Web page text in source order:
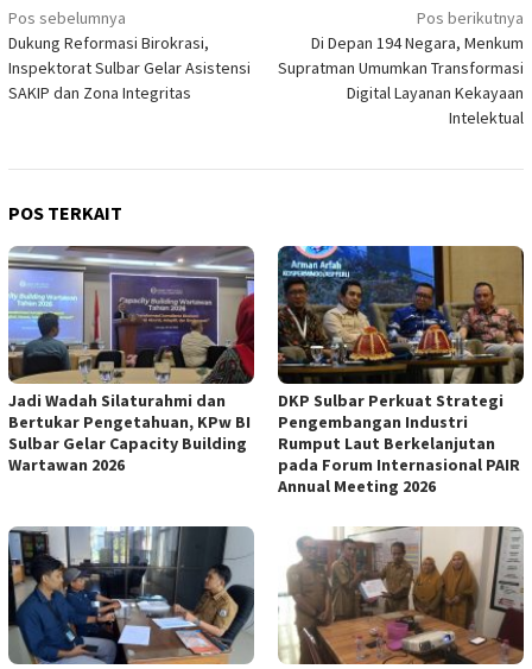
Navigasi
pos
Pos sebelumnya
Dukung Reformasi Birokrasi,
Inspektorat Sulbar Gelar Asistensi
SAKIP dan Zona Integritas
Pos berikutnya
Di Depan 194 Negara, Menkum
Supratman Umumkan Transformasi
Digital Layanan Kekayaan
Intelektual
POS TERKAIT
Jadi Wadah Silaturahmi dan
Bertukar Pengetahuan, KPw BI
Sulbar Gelar Capacity Building
Wartawan 2026
DKP Sulbar Perkuat Strategi
Pengembangan Industri
Rumput Laut Berkelanjutan
pada Forum Internasional PAIR
Annual Meeting 2026